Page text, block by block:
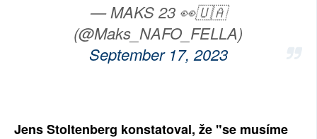
— MAKS 23 👀🇺🇦
(@Maks_NAFO_FELLA)
September 17, 2023
Jens Stoltenberg konstatoval, že "se musíme